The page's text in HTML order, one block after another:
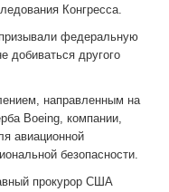
Конгресса.
федеральную
добиваться другого
направленным на
Boeing, компании,
авиационной
безопасности.
прокурор США